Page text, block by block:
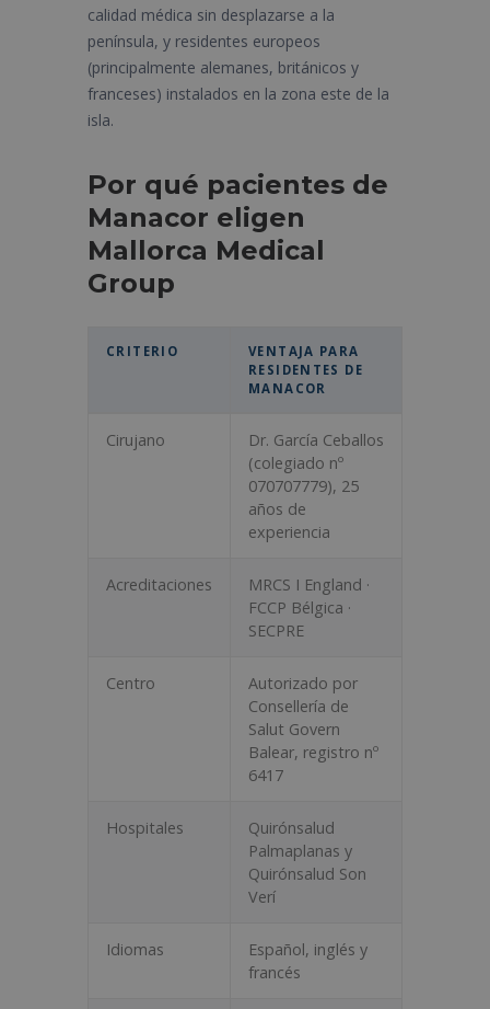
calidad médica sin desplazarse a la
península, y residentes europeos
(principalmente alemanes, británicos y
franceses) instalados en la zona este de la
isla.
Por qué pacientes de
Manacor eligen
Mallorca Medical
Group
CRITERIO
VENTAJA PARA
RESIDENTES DE
MANACOR
Cirujano
Dr. García Ceballos
(colegiado nº
070707779), 25
años de
experiencia
Acreditaciones
MRCS I England ·
FCCP Bélgica ·
SECPRE
Centro
Autorizado por
Consellería de
Salut Govern
Balear, registro nº
6417
Hospitales
Quirónsalud
Palmaplanas y
Quirónsalud Son
Verí
Idiomas
Español, inglés y
francés